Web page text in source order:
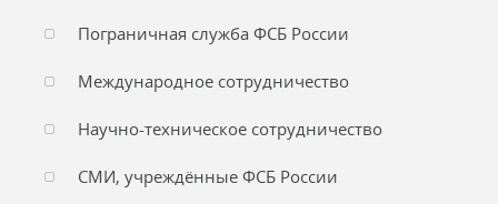
Пограничная служба ФСБ России
Международное сотрудничество
Научно-техническое сотрудничество
СМИ, учреждённые ФСБ России